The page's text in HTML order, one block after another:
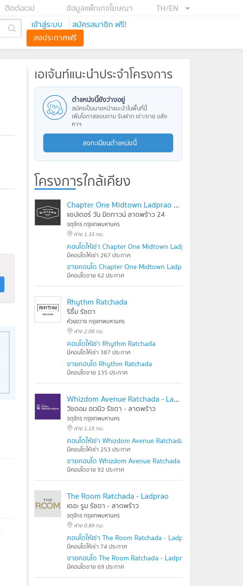
TH/EN
ข้อมูลแพ็กเกจโฆษณา
ติดต่อเวป
เข้าสู่ระบบ
สมัครสมาชิก ฟรี!
ลงประกาศฟรี
เอเจ้นท์แนะนำประจำโครงการ
ตำแหน่งนี้ยังว่างอยู่
สมัครเป็นนายหน้าแนะนำในพื้นที่นี้
เพิ่มโอกาสสอบถาม รับฝาก เช่า/ขาย อสัง
หาฯ
ลงทะเบียนตำแหน่งนี้
โครงการใกล้เคียง
Chapter One Midtown Ladprao 24
แชปเตอร์ วัน มิดทาวน์ ลาดพร้าว 24
จตุจักร กรุงเทพมหานคร
ห่าง 1.33 กม.
คอนโดให้เช่า Chapter One Midtown Ladprao 24
มีคอนโดให้เช่า 267 ประกาศ
ขายคอนโด Chapter One Midtown Ladprao 24
มีคอนโดขาย 62 ประกาศ
Rhythm Ratchada
ริธึ่ม รัชดา
ห้วยขวาง กรุงเทพมหานคร
ห่าง 2.09 กม.
คอนโดให้เช่า Rhythm Ratchada
มีคอนโดให้เช่า 387 ประกาศ
ขายคอนโด Rhythm Ratchada
มีคอนโดขาย 135 ประกาศ
Whizdom Avenue Ratchada - Ladprao
วิซดอม อเวนิว รัชดา - ลาดพร้าว
จตุจักร กรุงเทพมหานคร
ห่าง 1.15 กม.
คอนโดให้เช่า Whizdom Avenue Ratchada - Ladprao
มีคอนโดให้เช่า 253 ประกาศ
ขายคอนโด Whizdom Avenue Ratchada - Ladprao
มีคอนโดขาย 92 ประกาศ
The Room Ratchada - Ladprao
เดอะ รูม รัชดา - ลาดพร้าว
จตุจักร กรุงเทพมหานคร
ห่าง 0.89 กม.
คอนโดให้เช่า The Room Ratchada - Ladprao
มีคอนโดให้เช่า 74 ประกาศ
ขายคอนโด The Room Ratchada - Ladprao
มีคอนโดขาย 69 ประกาศ